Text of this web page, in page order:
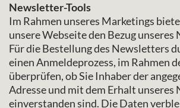
Newsletter-Tools
Im Rahmen unseres Marketings
unsere Webseite den Bezug unseres
Für die Bestellung des Newsletters
einen Anmeldeprozess, im Rahmen
überprüfen, ob Sie Inhaber der
Adresse und mit dem Erhalt unseres
einverstanden sind. Die Daten